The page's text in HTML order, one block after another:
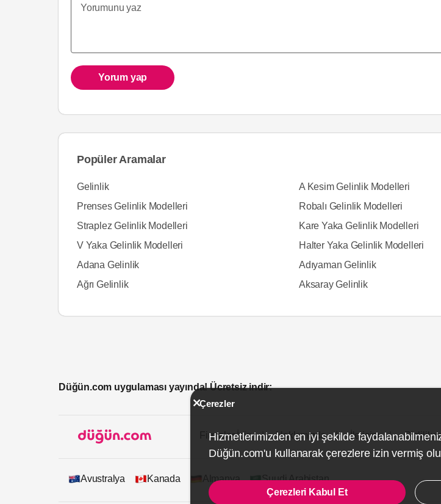
Yorum yap
Popüler Aramalar
Gelinlik A Kesim Gelinlik Modelleri
Prenses Gelinlik Modelleri
Robalı Gelinlik Modelleri
Straplez Gelinlik Modelleri
Kare Yaka Gelinlik Modelleri
V Yaka Gelinlik Modelleri
Halter Yaka Gelinlik Modelleri
Adana Gelinlik
Adıyaman Gelinlik
Ağrı Gelinlik
Aksaray Gelinlik
Düğün.com uygulaması yayında! Ücretsiz indir:
Firmalar İçin Hakkımızda İletişim Gizlilik
Avustralya Kanada Almanya Suudi Arabistan
Çerezler
Hizmetlerimizden en iyi şekilde
Düğün.com'u kullanarak çerezlere izin vermiş
Çerezleri Kabul Et